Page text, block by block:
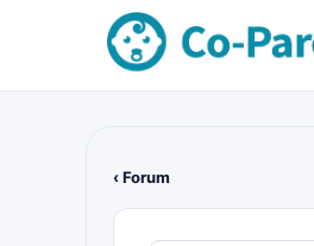
‹ Forum